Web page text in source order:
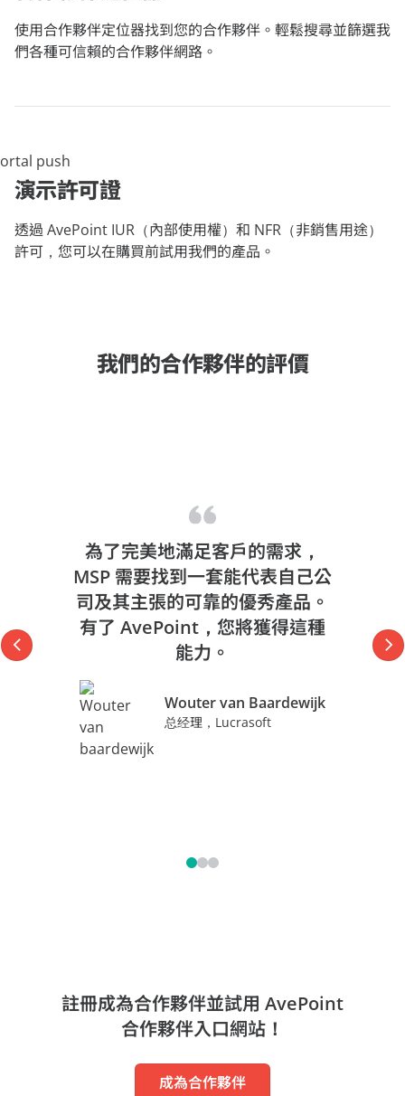
使用合作夥伴定位器找到您的合作夥伴。輕鬆搜尋並篩選我
們各種可信賴的合作夥伴網路。
演示許可證
透過 AvePoint IUR（內部使用權）和 NFR（非銷售用途）
許可，您可以在購買前試用我們的產品。
我們的合作夥伴的評價
為了完美地滿足客戶的需求，
MSP 需要找到一套能代表自己公
司及其主張的可靠的優秀產品。
有了 AvePoint，您將獲得這種
能力。
Wouter van Baardewijk
总经理，Lucrasoft
註冊成為合作夥伴並試用 AvePoint
合作夥伴入口網站！
成為合作夥伴